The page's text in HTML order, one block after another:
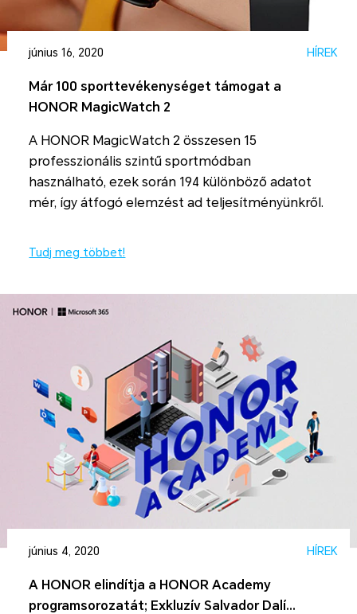
június 16, 2020 HÍREK
Már 100 sporttevékenységet támogat a
HONOR MagicWatch 2
A HONOR MagicWatch 2 összesen 15
professzionális szintű sportmódban
használható, ezek során 194 különböző adatot
mér, így átfogó elemzést ad teljesítményünkről.
Tudj meg többet!
június 4, 2020 HÍREK
A HONOR elindítja a HONOR Academy
programsorozatát; Exkluzív Salvador Dalí